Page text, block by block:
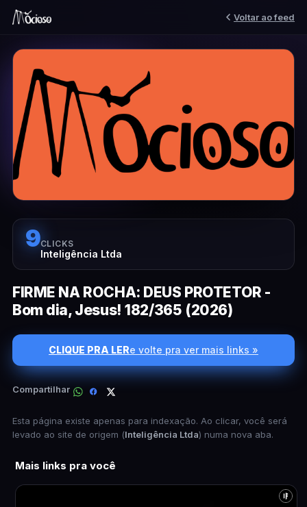
Voltar ao feed
9CLICKS
Inteligência Ltda
FIRME NA ROCHA: DEUS PROTETOR -
Bom dia, Jesus! 182/365 (2026)
CLIQUE PRA LERe volte pra ver mais links »
Compartilhar
Esta página existe apenas para indexação. Ao clicar, você será
levado ao site de origem (Inteligência Ltda) numa nova aba.
Mais links pra você